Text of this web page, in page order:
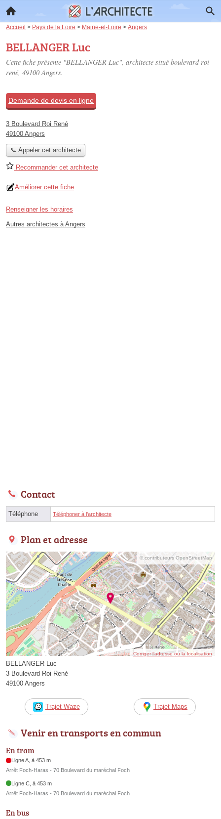
Accueil > Pays de la Loire > Maine-et-Loire > Angers
BELLANGER Luc
Cette fiche présente "BELLANGER Luc", architecte situé boulevard roi
rené, 49100 Angers.
Demande de devis en ligne
3 Boulevard Roi René
49100 Angers
📞 Appeler cet architecte
Recommander cet architecte
Améliorer cette fiche
Renseigner les horaires
Autres architectes à Angers
Contact
Téléphone Téléphoner à l'architecte
Plan et adresse
© contributeurs OpenStreetMap
Corriger l’adresse ou la localisation
BELLANGER Luc
3 Boulevard Roi René
49100 Angers
Trajet Waze Trajet Maps
Venir en transports en commun
En tram
Ligne A, à 453 m
Arrêt Foch-Haras - 70 Boulevard du maréchal Foch
Ligne C, à 453 m
Arrêt Foch-Haras - 70 Boulevard du maréchal Foch
En bus